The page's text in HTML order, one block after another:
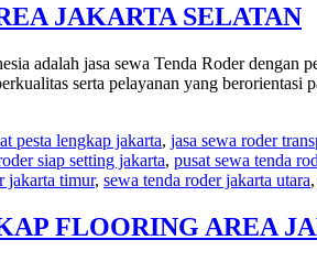
JAKARTA SELATAN
adalah jasa sewa Tenda Roder
serta pelayanan yang berorientasi
pesta lengkap jakarta, jasa sewa roder
siap setting jakarta, pusat sewa tenda
jakarta timur, sewa tenda roder jakarta utara,
FLOORING AREA